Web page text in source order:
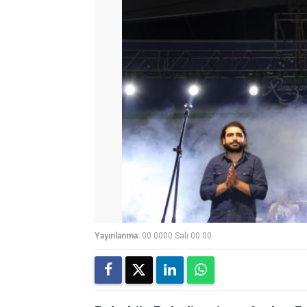
Yayınlanma: 00 0000 Salı 00:00